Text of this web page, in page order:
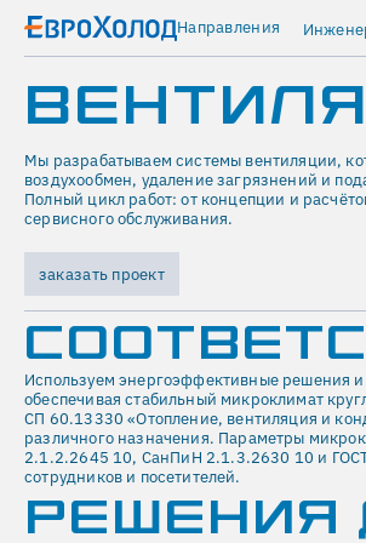
Направления
Мы разрабатываем системы вентиляции,
воздухообмен, удаление загрязнений и
Полный цикл работ: от концепции и
сервисного обслуживания.
заказать проект
Используем энергоэффективные решения
обеспечивая стабильный микроклимат
СП 60.13330 «Отопление, вентиляция и
различного назначения. Параметры
2.1.2.2645 10, СанПиН 2.1.3.2630 10 и ГОСТ
сотрудников и посетителей.
РЕШЕНИЯ